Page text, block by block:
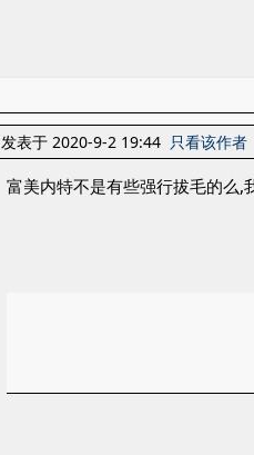
发表于 2020-9-2 19:44 只看该作者
富美内特不是有些强行拔毛的么,